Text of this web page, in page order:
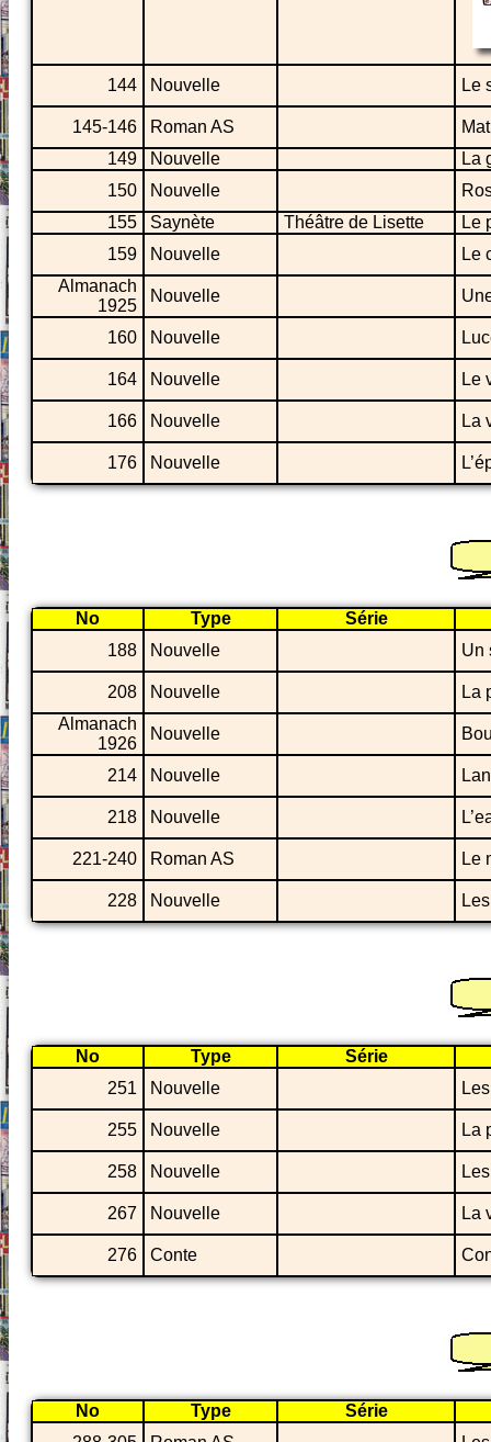
144 Nouvelle Le
145-146 Roman AS
149
Nouvelle
La
150
Nouvelle
155
Saynète Théâtre de Lisette
Le
159
Nouvelle
Le
Almanach
1925
Nouvelle
160 Nouvelle
164 Nouvelle Le
166 Nouvelle La
176 Nouvelle
No Type
Série
188
Nouvelle Un
208 Nouvelle
La
Almanach
1926
Nouvelle
214 Nouvelle
218 Nouvelle
221-240 Roman AS Le
228 Nouvelle
No Type
Série
251
Nouvelle
255 Nouvelle La
258 Nouvelle
267 Nouvelle La
276 Conte
No Type
Série